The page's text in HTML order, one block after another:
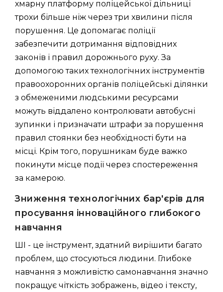
хмарну платформу поліцейської дільниці
трохи більше ніж через три хвилини після
порушення. Це допомагає поліції
забезпечити дотримання відповідних
законів і правил дорожнього руху. За
допомогою таких технологічних інструментів
правоохоронних органів поліцейські ділянки
з обмеженими людськими ресурсами
можуть віддалено контролювати автобусні
зупинки і призначати штрафи за порушення
правил стоянки без необхідності бути на
місці. Крім того, порушникам буде важко
покинути місце події через спостереження
за камерою.
Зниження технологічних бар'єрів для
просування інноваційного глибокого
навчання
ШІ - це інструмент, здатний вирішити багато
проблем, що стосуються людини. Глибоке
навчання з можливістю самонавчання значно
покращує чіткість зображень, відео і тексту,